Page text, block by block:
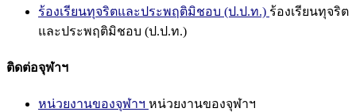
ร้องเรียนทุจริตและประพฤติมิชอบ (ป.ป.ท.) ร้องเรียนทุจริต
และประพฤติมิชอบ (ป.ป.ท.)
ติดต่อจุฬาฯ
หน่วยงานของจุฬาฯ หน่วยงานของจุฬาฯ